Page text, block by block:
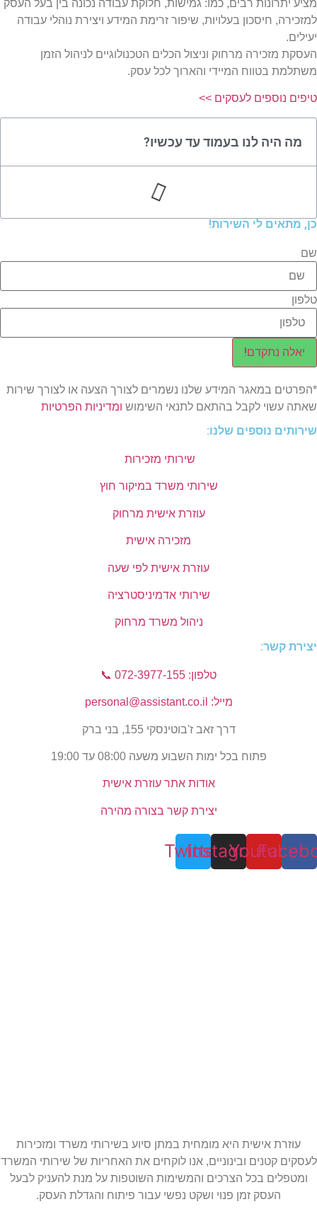
מציע יתרונות רבים, כמו: גמישות, חלוקת עבודה נכונה בין בעל העסק
למזכירה, חיסכון בעלויות, שיפור זרימת המידע ויצירת נוהלי עבודה
יעילים.
העסקת מזכירה מרחוק וניצול הכלים הטכנולוגיים לניהול הזמן
משתלמת בטווח המיידי והארוך לכל עסק.
טיפים נוספים לעסקים >>
מה היה לנו בעמוד עד עכשיו?
כן, מתאים לי השירות!
שם
טלפון
יאלה נתקדם!
*הפרטים במאגר המידע שלנו נשמרים לצורך הצעה או לצורך שירות
שאתה עשוי לקבל בהתאם לתנאי השימוש ומדיניות הפרטיות
שירותים נוספים שלנו:
שירותי מזכירות
שירותי משרד במיקור חוץ
עוזרת אישית מרחוק
מזכירה אישית
עוזרת אישית לפי שעה
שירותי אדמיניסטרציה
ניהול משרד מרחוק
יצירת קשר​:
טלפון: 072-3977-155 📞
מייל: personal@assistant.co.il
דרך זאב ז'בוטינסקי 155, בני ברק
פתוח בכל ימות השבוע משעה 08:00 עד 19:00
אודות אתר עוזרת אישית
יצירת קשר בצורה מהירה
Youtube
Instagram
Twitter
עוזרת אישית היא מומחית במתן סיוע בשירותי משרד ומזכירות
לעסקים קטנים ובינוניים, אנו לוקחים את האחריות של שירותי המשרד
ומטפלים בכל הצרכים והמשימות השוטפות על מנת להעניק לבעל
העסק זמן פנוי ושקט נפשי עבור פיתוח והגדלת העסק.